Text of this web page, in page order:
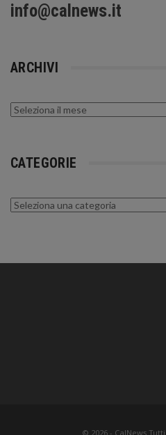
info@calnews.it
ARCHIVI
Archivi
CATEGORIE
Categorie
© 2026 -